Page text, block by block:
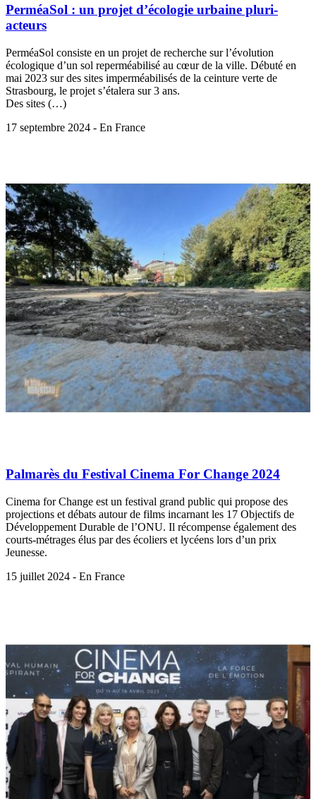
PerméaSol : un projet d’écologie urbaine pluri-
acteurs
PerméaSol consiste en un projet de recherche sur l’évolution
écologique d’un sol reperméabilisé au cœur de la ville. Débuté en
mai 2023 sur des sites imperméabilisés de la ceinture verte de
Strasbourg, le projet s’étalera sur 3 ans.
Des sites (…)
17 septembre 2024 - En France
Palmarès du Festival Cinema For Change 2024
Cinema for Change est un festival grand public qui propose des
projections et débats autour de films incarnant les 17 Objectifs de
Développement Durable de l’ONU. Il récompense également des
courts-métrages élus par des écoliers et lycéens lors d’un prix
Jeunesse.
15 juillet 2024 - En France